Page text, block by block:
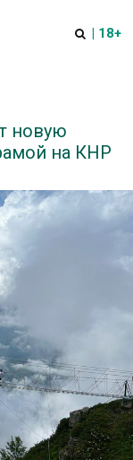
| 18+
новую
на КНР